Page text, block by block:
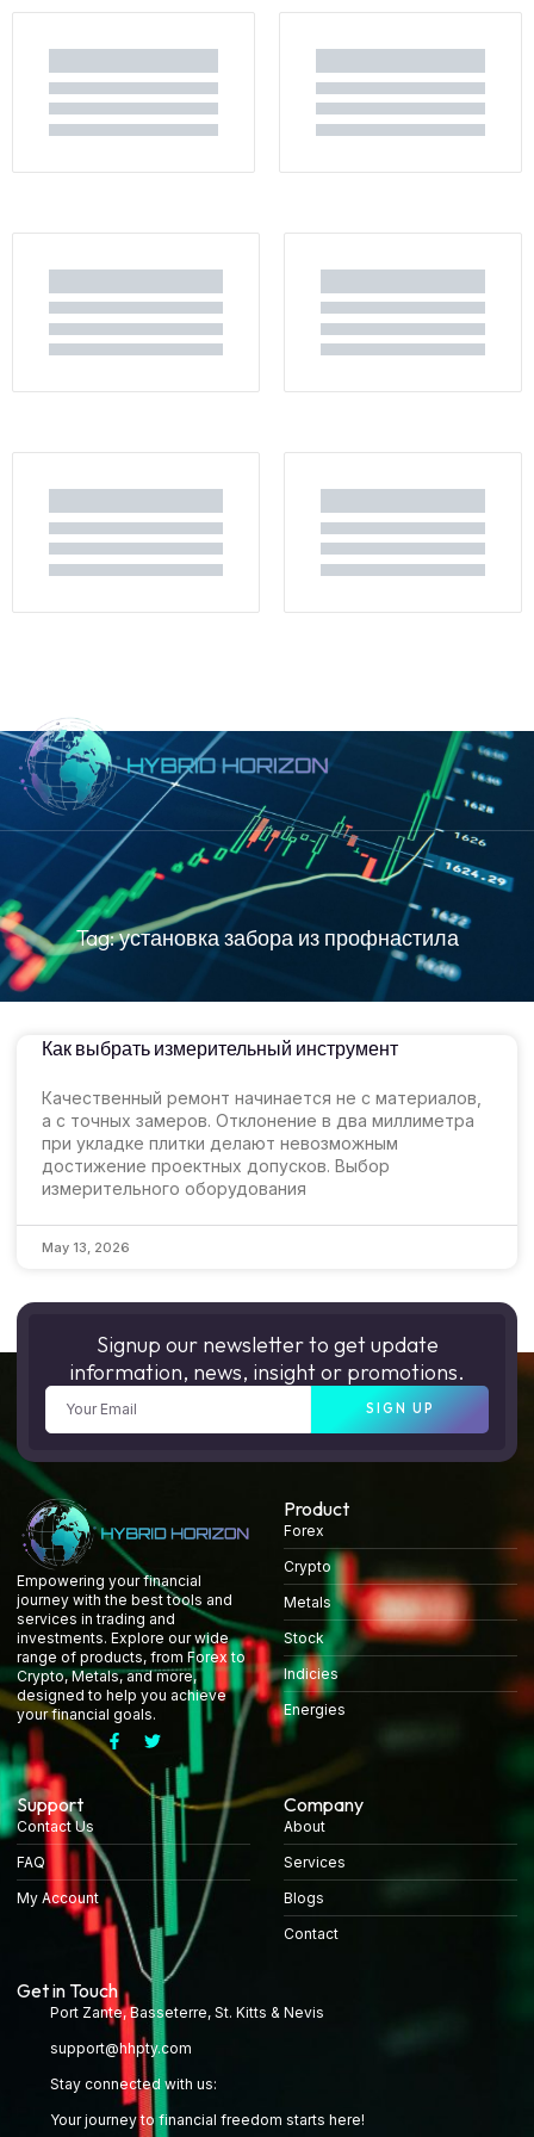
Tag: установка забора из профнастила
Как выбрать измерительный инструмент
Качественный ремонт начинается не с материалов,
а с точных замеров. Отклонение в два миллиметра
при укладке плитки делают невозможным
достижение проектных допусков. Выбор
измерительного оборудования
May 13, 2026
Signup our newsletter to get update
information, news, insight or promotions.
SIGN UP
Empowering your financial
journey with the best tools and
services in trading and
investments. Explore our wide
range of products, from Forex to
Crypto, Metals, and more,
designed to help you achieve
your financial goals.
Product
Forex
Crypto
Metals
Stock
Indicies
Energies
Support
Contact Us
FAQ
My Account
Company
About
Services
Blogs
Contact
Get in Touch
Port Zante, Basseterre, St. Kitts & Nevis
support@hhpty.com
Stay connected with us:
Your journey to financial freedom starts here!